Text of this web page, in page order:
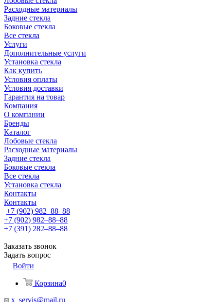
Расходные материалы
Задние стекла
Боковые стекла
Все стекла
Услуги
Дополнительные услуги
Установка стекла
Как купить
Условия оплаты
Условия доставки
Гарантия на товар
Компания
О компании
Бренды
Каталог
Лобовые стекла
Расходные материалы
Задние стекла
Боковые стекла
Все стекла
Установка стекла
Контакты
Контакты
+7 (902) 982‒88‒88
+7 (902) 982‒88‒88
+7 (391) 282‒88‒88
Заказать звонок
Задать вопрос
Войти
Корзина0
x_servis@mail.ru